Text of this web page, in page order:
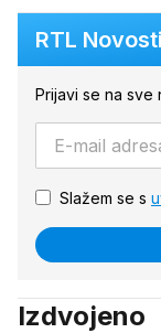
RTL Novosti
Prijavi se na sve
Slažem se s
Izdvojeno